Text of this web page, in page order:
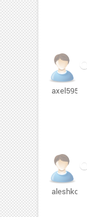
axel595732
aleshkovi